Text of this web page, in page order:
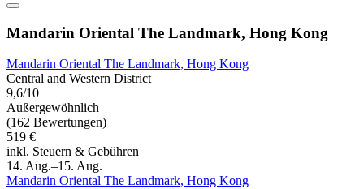
Mandarin Oriental The Landmark, Hong Kong
Mandarin Oriental The Landmark, Hong Kong
Central and Western District
9,6/10
Außergewöhnlich
(162 Bewertungen)
519 €
inkl. Steuern & Gebühren
14. Aug.–15. Aug.
Mandarin Oriental The Landmark, Hong Kong